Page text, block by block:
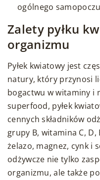
ogólnego
Zalety pyłku
organizmu
Pyłek kwiatowy jest
natury, który przynosi
bogactwu w witaminy i
superfood, pyłek
cennych składników
grupy B, witamina C, D,
żelazo, magnez, cynk i
odżywcze nie tylko
organizmu, ale także